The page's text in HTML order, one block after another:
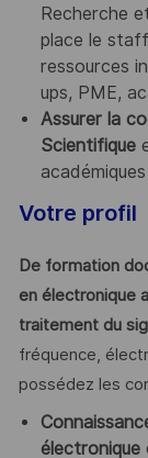
Recherche
place le
ressources
ups, PME,
Assurer la
Scientifique
Votre profil
De formation
en électronique
traitement du
fréquence,
possédez les